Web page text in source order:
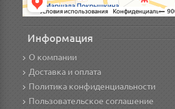
Информация
О компании
Доставка и оплата
Политика конфиденциальности
Пользовательское соглашение